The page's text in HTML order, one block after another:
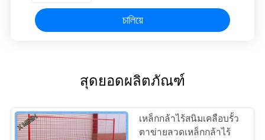
চালিয়ে
สุดยอดผลิตภัณฑ์
เหล็กกล้าไร้สนิมเคลือบรั้ว
ตาข่ายลวดเหล็กกล้าไร้